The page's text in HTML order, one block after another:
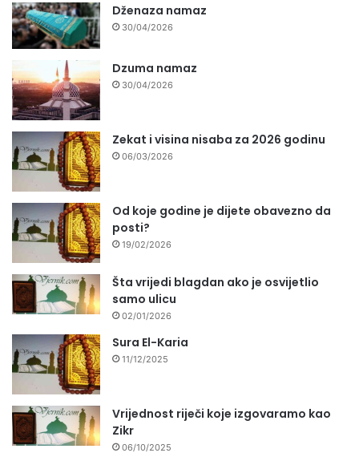
Dženaza namaz
30/04/2026
Dzuma namaz
30/04/2026
Zekat i visina nisaba za 2026 godinu
06/03/2026
Od koje godine je dijete obavezno da
posti?
19/02/2026
Šta vrijedi blagdan ako je osvijetlio
samo ulicu
02/01/2026
Sura El-Karia
11/12/2025
Vrijednost riječi koje izgovaramo kao
Zikr
06/10/2025